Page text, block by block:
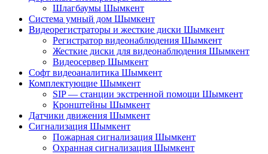
Шлагбаумы Шымкент
Система умный дом Шымкент
Видеорегистраторы и жесткие диски Шымкент
Регистратор видеонаблюдения Шымкент
Жесткие диски для видеонаблюдения Шымкент
Видеосервер Шымкент
Софт видеоаналитика Шымкент
Комплектующие Шымкент
SIP — станции экстренной помощи Шымкент
Кронштейны Шымкент
Датчики движения Шымкент
Сигнализация Шымкент
Пожарная сигнализация Шымкент
Охранная сигнализация Шымкент